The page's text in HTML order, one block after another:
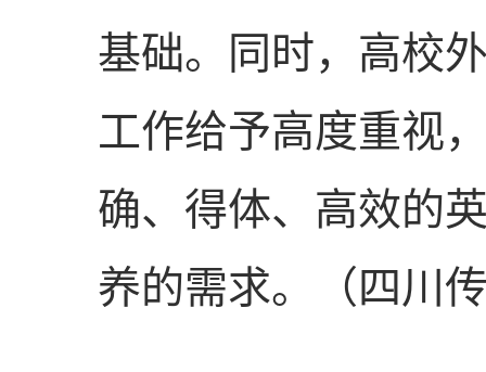
基础。同时，高校
工作给予高度重视
确、得体、高效的
养的需求。（四川